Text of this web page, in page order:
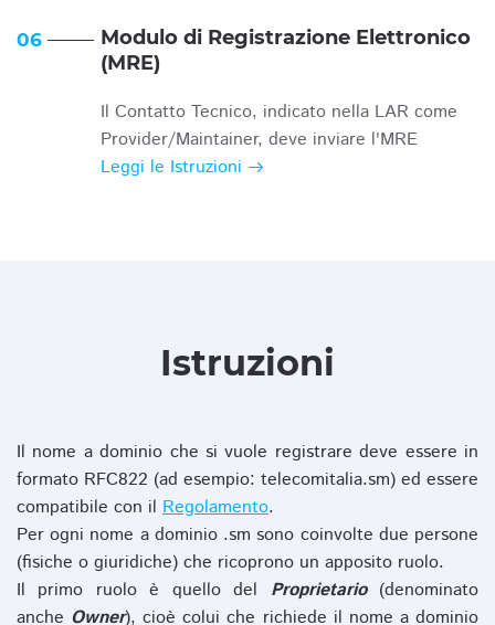
06
Modulo di Registrazione Elettronico
(MRE)
Il Contatto Tecnico, indicato nella LAR come
Provider/Maintainer, deve inviare l'MRE
Leggi le Istruzioni
Istruzioni
Il nome a dominio che si vuole registrare deve essere in
formato RFC822 (ad esempio: telecomitalia.sm) ed essere
compatibile con il Regolamento.
Per ogni nome a dominio .sm sono coinvolte due persone
(fisiche o giuridiche) che ricoprono un apposito ruolo.
Il primo ruolo è quello del Proprietario(denominato
anche Owner), cioè colui che richiede il nome a dominio